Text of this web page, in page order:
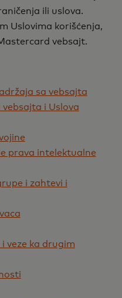
ili uslova.
Uslovima korišćenja,
vebsajt.
sa vebsajta
i Uslova
prava intelektualne
i zahtevi i
veze ka drugim